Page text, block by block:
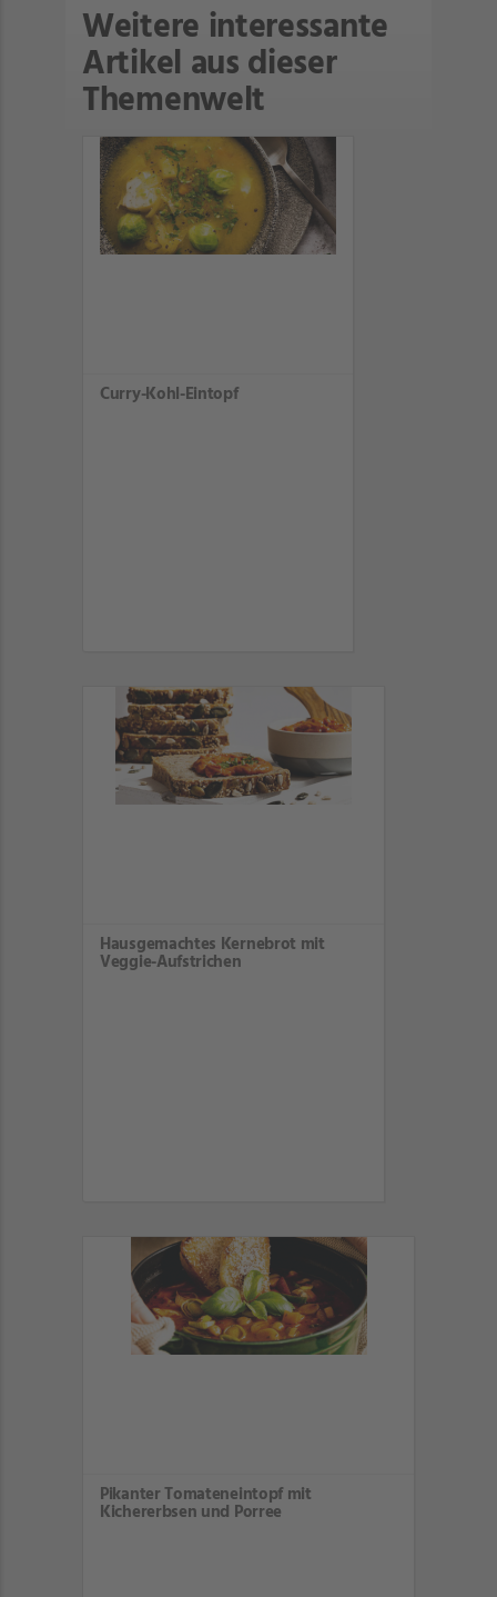
Weitere interessante
Artikel aus dieser
Themenwelt
Curry-Kohl-Eintopf
Hausgemachtes Kernebrot mit
Veggie-Aufstrichen
Pikanter Tomateneintopf mit
Kichererbsen und Porree